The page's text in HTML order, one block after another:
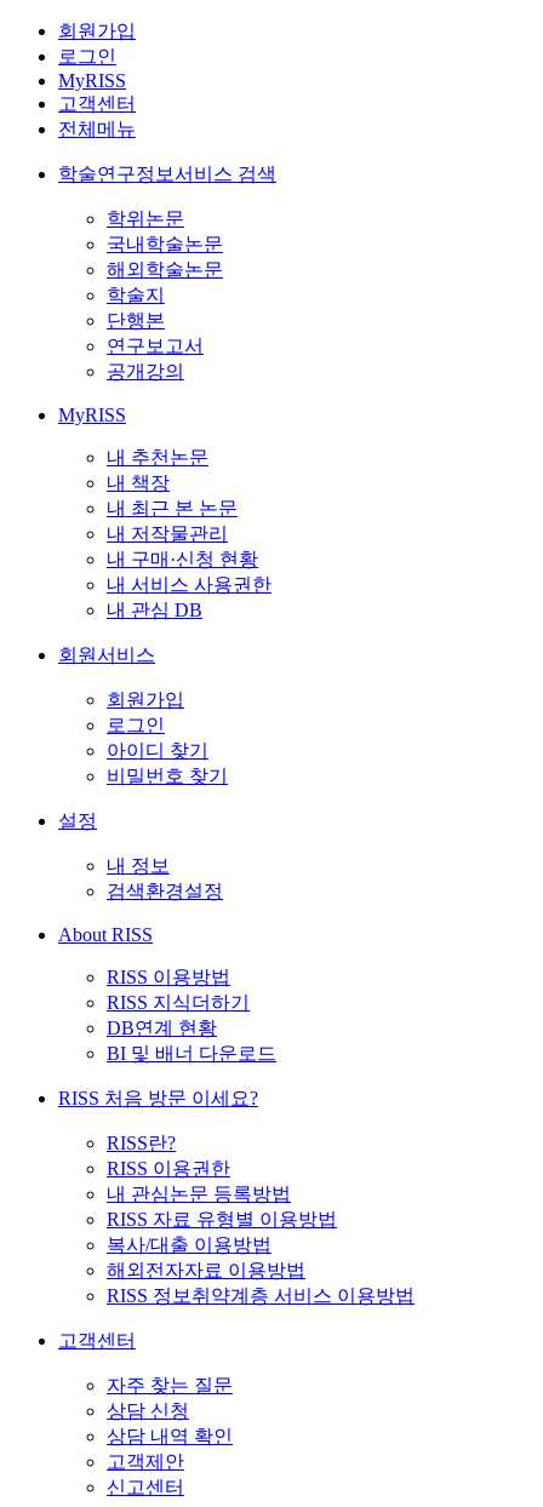
회원가입
로그인
MyRISS
고객센터
전체메뉴
학술연구정보서비스 검색
학위논문
국내학술논문
해외학술논문
학술지
단행본
연구보고서
공개강의
MyRISS
내 추천논문
내 책장
내 최근 본 논문
내 저작물관리
내 구매·신청 현황
내 서비스 사용권한
내 관심 DB
회원서비스
회원가입
로그인
아이디 찾기
비밀번호 찾기
설정
내 정보
검색환경설정
About RISS
RISS 이용방법
RISS 지식더하기
DB연계 현황
BI 및 배너 다운로드
RISS 처음 방문 이세요?
RISS란?
RISS 이용권한
내 관심논문 등록방법
RISS 자료 유형별 이용방법
복사/대출 이용방법
해외전자자료 이용방법
RISS 정보취약계층 서비스 이용방법
고객센터
자주 찾는 질문
상담 신청
상담 내역 확인
고객제안
신고센터